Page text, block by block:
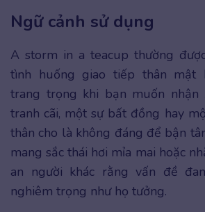
Ngữ cảnh sử dụng
A storm in a teacup thường
tình huống giao tiếp thân mật
trang trọng khi bạn muốn nhận
tranh cãi, một sự bất đồng hay
thân cho là không đáng để bận
mang sắc thái hơi mỉa mai hoặc
an người khác rằng vấn đề
nghiêm trọng như họ tưởng.